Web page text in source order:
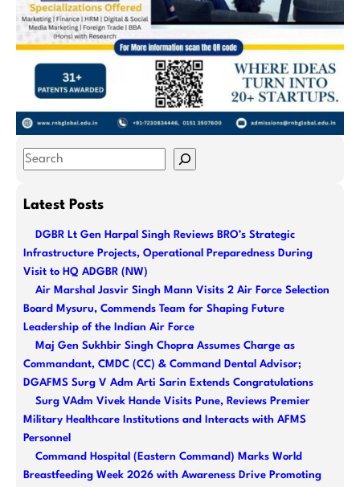
S
aLatest Posts
DGBR Lt Gen Harpal Singh Reviews BRO’s Strategic
Infrastructure Projects, Operational Preparedness During
Visit to HQ ADGBR (NW)
Air Marshal Jasvir Singh Mann Visits 2 Air Force Selection
Board Mysuru, Commends Team for Shaping Future
Leadership of the Indian Air Force
Maj Gen Sukhbir Singh Chopra Assumes Charge as
Commandant, CMDC (CC) & Command Dental Advisor;
DGAFMS Surg V Adm Arti Sarin Extends Congratulations
Surg VAdm Vivek Hande Visits Pune, Reviews Premier
Military Healthcare Institutions and Interacts with AFMS
Personnel
Command Hospital (Eastern Command) Marks World
Breastfeeding Week 2026 with Awareness Drive Promoting